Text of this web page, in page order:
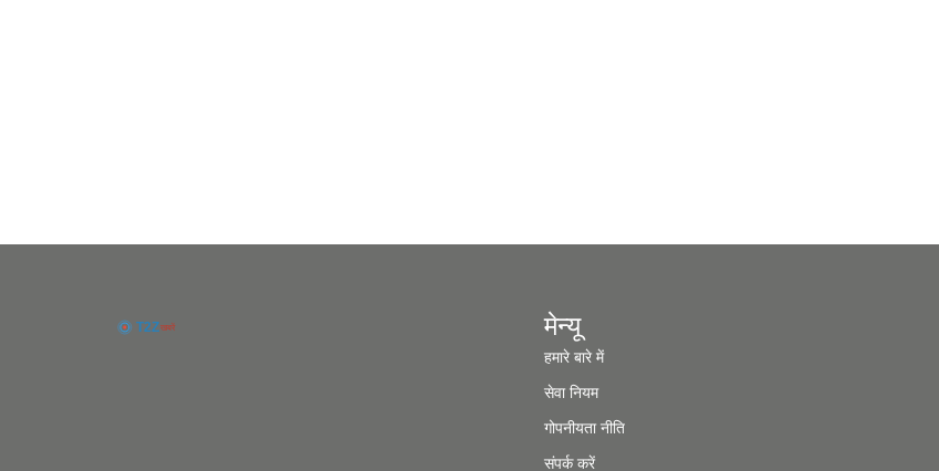
मेन्यू
हमारे बारे में
सेवा नियम
गोपनीयता नीति
संपर्क करें